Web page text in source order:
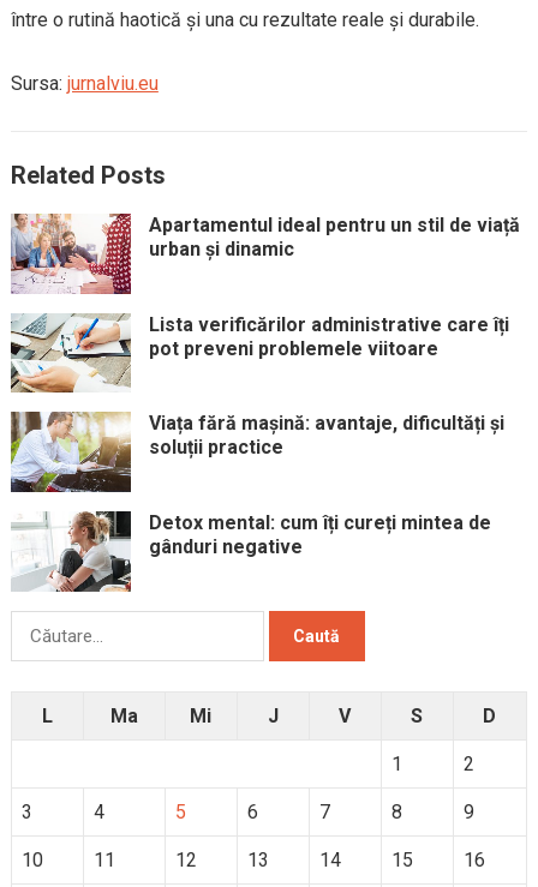
între o rutină haotică și una cu rezultate reale și durabile.
Sursa: jurnalviu.eu
Related Posts
Apartamentul ideal pentru un stil de viață
urban și dinamic
Lista verificărilor administrative care îți
pot preveni problemele viitoare
Viața fără mașină: avantaje, dificultăți și
soluții practice
Detox mental: cum îți cureți mintea de
gânduri negative
L Ma Mi J V S D
1 2
3 4 5 6 7 8 9
10 11 12 13 14 15 16